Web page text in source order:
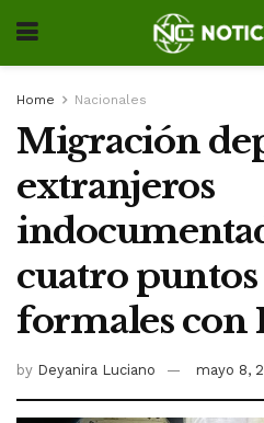
Home Nacionales
Migración
extranjeros
cuatro
formales con
by Deyanira Luciano mayo 8,